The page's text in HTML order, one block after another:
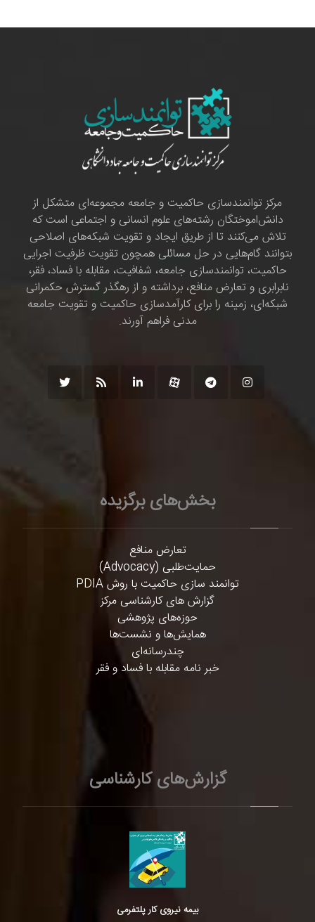
مرکز توانمندسازی حاکمیت و جامعه مجموعه‌ای متشکل از
دانش‌اموختگان رشته‌های علوم انسانی و اجتماعی است که
تلاش می‌کنند تا از طریق ایجاد و تقویت شبکه‌های اصلاحی
بتوانند گام‌هایی در حل مسائلی همچون تقویت ظرفیت اجرایی
حاکمیت، توانمندسازی جامعه، شفافیت، مقابله با فساد، فقر،
نابرابری و تعارض منافع، برداشته و از رهگذر گسترش حکمرانی
شبکه‌ای، زمینه را برای کارآمدسازی حاکمیت و تقویت جامعه
مدنی فراهم آورند.
بخش‌های برگزیده
تعارض منافع
حمایت‌طلبی (Advocacy)
توانمند سازی حاکمیت با روش PDIA
گزارش های کارشناسی مرکز
حوزه‌های پژوهشی
همایش‌ها و نشست‌ها
چندرسانه‌ای
خبر نامه مقابله با فساد و فقر
گزارش‌های کارشناسی
بیمه نیروی کار پلتفرمی